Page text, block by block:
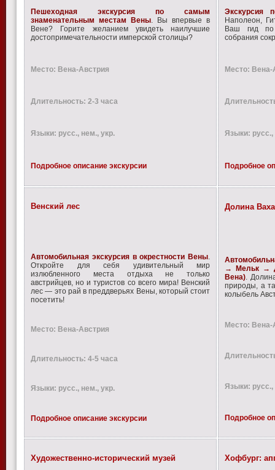
Пешеходная экскурсия по самым
знаменательным местам Вены. Вы впервые в
Вене? Горите желанием увидеть наилучшие
достопримечательности имперской столицы?
Место: Вена-Австрия
Длительность: 2-3 часа
Языки: русс., нем., укр.
Подробное описание экскурсии
Экскурсия
Наполеон,
Ваш гид по
собрания
Место: Вена-
Языки: русс.,
Подробное
Венский лес
Автомобильная экскурсия в окрестности Вены.
Откройте для себя удивительный мир
излюбленного места отдыха не только
австрийцев, но и туристов со всего мира! Венский
лес — это рай в преддверьях Вены, который стоит
посетить!
Место: Вена-Австрия
Длительность: 4-5 часа
Языки: русс., нем., укр.
Подробное описание экскурсии
Долина
→ Мельк →
Вена).
природы, а
колыбель
Место: Вена-
Языки: русс.,
Подробное
Художественно-исторический музей Хофбург: